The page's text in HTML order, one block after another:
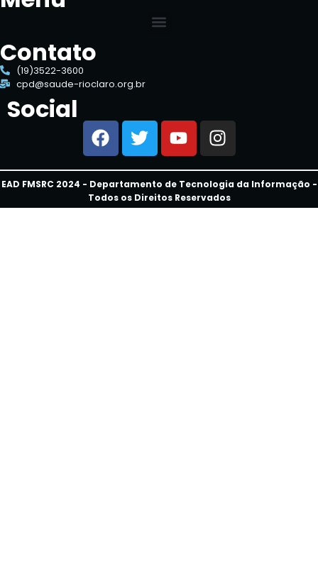
Contato
(19)3522-3600
cpd@saude-rioclaro.org.br
Social
EAD FMSRC 2024 - Departamento de Tecnologia da Informação -
Todos os Direitos Reservados